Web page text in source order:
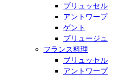
ブリュッセル
アントワープ
ゲント
ブリュージュ
フランス料理
ブリュッセル
アントワープ